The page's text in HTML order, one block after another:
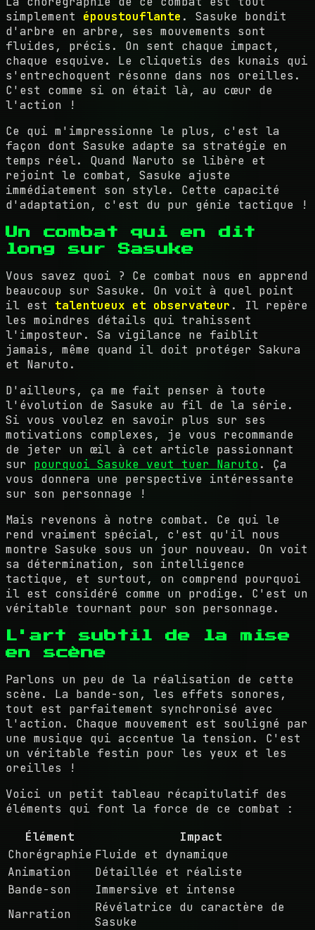
simplement époustouflante . Sasuke bondit
d'arbre en arbre, ses mouvements sont
fluides, précis. On sent chaque impact,
chaque esquive. Le cliquetis des kunais qui
s'entrechoquent résonne dans nos oreilles.
C'est comme si on était là, au cœur de
l'action !
Ce qui m'impressionne le plus, c'est la
façon dont Sasuke adapte sa stratégie en
temps réel. Quand Naruto se libère et
rejoint le combat, Sasuke ajuste
immédiatement son style. Cette capacité
d'adaptation, c'est du pur génie tactique !
Un combat qui en dit
long sur Sasuke
Vous savez quoi ? Ce combat nous en apprend
beaucoup sur Sasuke. On voit à quel point
il est talentueux et observateur . Il repère
les moindres détails qui trahissent
l'imposteur. Sa vigilance ne faiblit
jamais, même quand il doit protéger Sakura
et Naruto.
D'ailleurs, ça me fait penser à toute
l'évolution de Sasuke au fil de la série.
Si vous voulez en savoir plus sur ses
motivations complexes, je vous recommande
de jeter un œil à cet article passionnant
sur pourquoi Sasuke veut tuer Naruto. Ça
vous donnera une perspective intéressante
sur son personnage !
Mais revenons à notre combat. Ce qui le
rend vraiment spécial, c'est qu'il nous
montre Sasuke sous un jour nouveau. On voit
sa détermination, son intelligence
tactique, et surtout, on comprend pourquoi
il est considéré comme un prodige. C'est un
véritable tournant pour son personnage.
L'art subtil de la mise
en scène
Parlons un peu de la réalisation de cette
scène. La bande-son, les effets sonores,
tout est parfaitement synchronisé avec
l'action. Chaque mouvement est souligné par
une musique qui accentue la tension. C'est
un véritable festin pour les yeux et les
oreilles !
Voici un petit tableau récapitulatif des
éléments qui font la force de ce combat :
Élément
Impact
Chorégraphie Fluide et dynamique
Animation
Détaillée et réaliste
Bande-son
Immersive et intense
Narration
Révélatrice du caractère de
Sasuke